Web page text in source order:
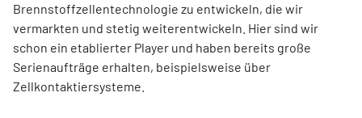
Brennstoffzellentechnologie zu entwickeln, die wir
vermarkten und stetig weiterentwickeln. Hier sind wir
schon ein etablierter Player und haben bereits große
Serienaufträge erhalten, beispielsweise über
Zellkontaktiersysteme.